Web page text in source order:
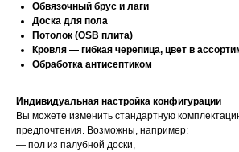
Обвязочный брус и лаги
Доска для пола
Потолок (OSB плита)
Кровля — гибкая черепица, цвет в
Обработка антисептиком
Индивидуальная настройка конфигурации
Вы можете изменить стандартную
предпочтения. Возможны, например:
— пол из палубной доски,